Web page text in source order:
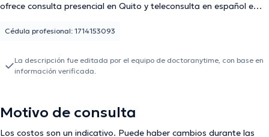
ofrece consulta presencial en Quito y teleconsulta en español e
Cédula profesional: 1714153093
La descripción fue editada por el equipo de doctoranytime, con base en
información verificada.
Motivo de consulta
Los costos son un indicativo. Puede haber cambios durante las